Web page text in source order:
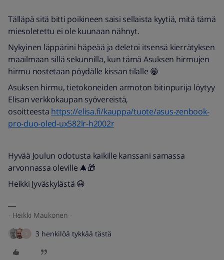
Tälläpä sitä bitti poikineen saisi sellaista kyytiä, mitä tämä
miesoletettu ei ole kuunaan nähnyt.
Nykyinen läppärini häpeää ja deletoi itsensä kierrätyksen
maailmaan sillä sekunnilla, kun tämä Asuksen hirmujen
hirmu nostetaan pöydälle kissan tilalle 😁
Asuksen hirmu, tietokoneiden armoton bitinpurija löytyy
Elisan verkkokaupan syövereistä,
osoitteesta https://elisa.fi/kauppa/tuote/asus-zenbook-
pro-duo-oled-ux582lr-h2002r
Hyvää Joulun odotusta kaikille kanssani samassa
arvonnassa oleville 🎄🎁
Heikki Jyväskylästä 😷
- Heikki Maukonen -
3 henkilöä tykkää tästä